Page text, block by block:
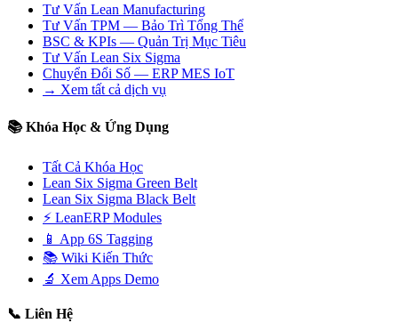
Tư Vấn Lean Manufacturing
Tư Vấn TPM — Bảo Trì Tổng Thể
BSC & KPIs — Quản Trị Mục Tiêu
Tư Vấn Lean Six Sigma
Chuyển Đổi Số — ERP MES IoT
→ Xem tất cả dịch vụ
📚 Khóa Học & Ứng Dụng
Tất Cả Khóa Học
Lean Six Sigma Green Belt
Lean Six Sigma Black Belt
⚡ LeanERP Modules
📱 App 6S Tagging
📚 Wiki Kiến Thức
🔬 Xem Apps Demo
📞 Liên Hệ